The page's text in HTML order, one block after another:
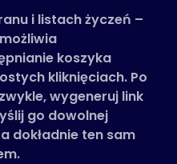
sklepy
pytania
i listach życzeń –
koszyka
kliknięciach. Po
wygeneruj link
go dowolnej
dokładnie ten sam